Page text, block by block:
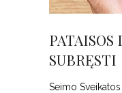
SUBRĘSTI
Seimo